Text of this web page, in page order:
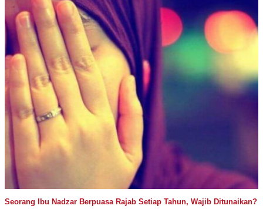
Seorang Ibu Nadzar Berpuasa Rajab Setiap Tahun, Wajib Ditunaikan?